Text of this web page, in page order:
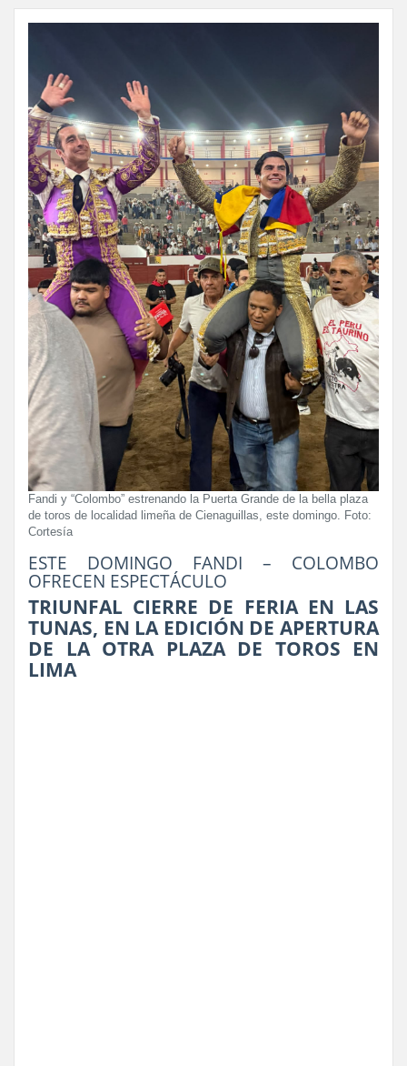
Fandi y “Colombo” estrenando la Puerta Grande de la bella plaza
de toros de localidad limeña de Cienaguillas, este domingo. Foto:
Cortesía
ESTE DOMINGO FANDI – COLOMBO
OFRECEN ESPECTÁCULO
TRIUNFAL CIERRE DE FERIA EN LAS
TUNAS, EN LA EDICIÓN DE APERTURA
DE LA OTRA PLAZA DE TOROS EN
LIMA